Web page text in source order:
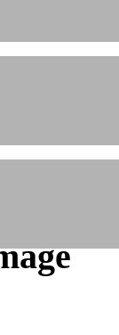
nos actions
à
lancement de